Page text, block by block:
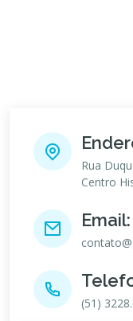
Rua
Centro
Email:
(51)